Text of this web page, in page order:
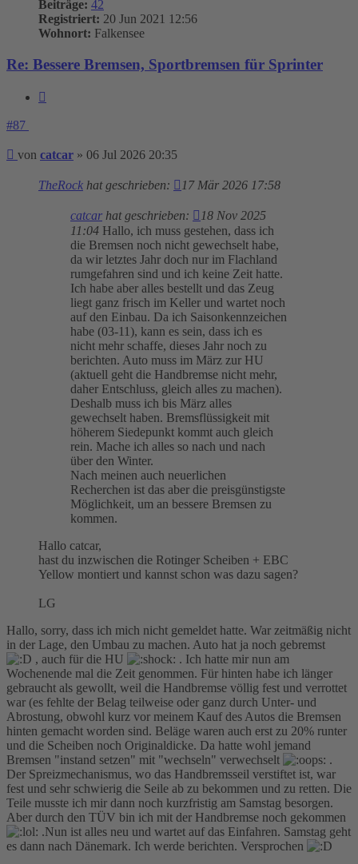
Beiträge: 42
Registriert: 20 Jun 2021 12:56
Wohnort: Falkensee
Re: Bessere Bremsen, Sportbremsen für Sprinter
#87
Beitrag
von catcar » 06 Jul 2026 20:35
TheRock hat geschrieben: 17 Mär 2026 17:58
catcar hat geschrieben:
18 Nov 2025
11:04 Hallo, ich muss gestehen, dass ich
die Bremsen noch nicht gewechselt habe,
da wir letztes Jahr doch nur im Flachland
rumgefahren sind und ich keine Zeit hatte.
Ich habe aber alles bestellt und das Zeug
liegt ganz frisch im Keller und wartet noch
auf den Einbau. Da ich Saisonkennzeichen
habe (03-11), kann es sein, dass ich es
nicht mehr schaffe, dieses Jahr noch zu
berichten. Auto muss im März zur HU
(aktuell geht die Handbremse nicht mehr,
daher Entschluss, gleich alles zu machen).
Deshalb muss ich bis März alles
gewechselt haben. Bremsflüssigkeit mit
höherem Siedepunkt kommt auch gleich
rein. Mache ich alles so nach und nach
über den Winter.
Nach meinen auch neuerlichen
Recherchen ist das aber die preisgünstigste
Möglichkeit, um an bessere Bremsen zu
kommen.
Hallo catcar,
hast du inzwischen die Rotinger Scheiben + EBC
Yellow montiert und kannst schon was dazu sagen?
LG
Hallo, sorry, dass ich mich nicht gemeldet hatte. War zeitmäßig nicht
in der Lage, den Umbau zu machen. Auto hat ja noch gebremst
, auch für die HU
. Ich hatte mir nun am
Wochenende mal die Zeit genommen. Für hinten habe ich länger
gebraucht als gewollt, weil die Handbremse völlig fest und verrottet
war (es fehlte der Belag teilweise oder ganz durch Unter- und
Abrostung, obwohl kurz vor meinem Kauf des Autos die Bremsen
hinten gemacht worden sind. Beläge waren auch erst zu 20% runter
und die Scheiben noch Originaldicke. Da hatte wohl jemand
Bremsen "instand setzen" mit "wechseln" verwechselt
.
Der Spreizmechanismus, wo das Handbremsseil verstiftet ist, war
fest und sehr schwierig die Seile ab zu bekommen und zu retten. Die
Teile musste ich mir dann noch kurzfristig am Samstag besorgen.
Aber durch den TÜV bin ich mit der Handbremse noch gekommen
.Nun ist alles neu und wartet auf das Einfahren. Samstag geht
es dann nach Dänemark. Ich werde berichten. Versprochen